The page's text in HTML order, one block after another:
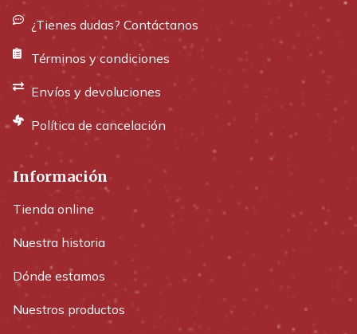
¿Tienes dudas? Contáctanos
Términos y condiciones
Envíos y devoluciones
Política de cancelación
Información
Tienda online
Nuestra historia
Dónde estamos
Nuestros productos